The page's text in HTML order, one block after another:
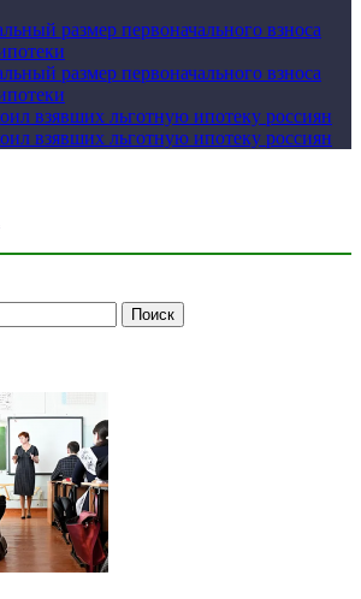
размер первоначального взноса
размер первоначального взноса
взявших льготную ипотеку россиян
взявших льготную ипотеку россиян